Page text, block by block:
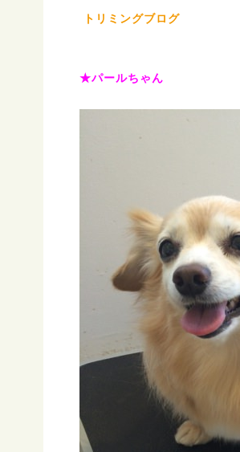
トリミングブログ
★パールちゃん